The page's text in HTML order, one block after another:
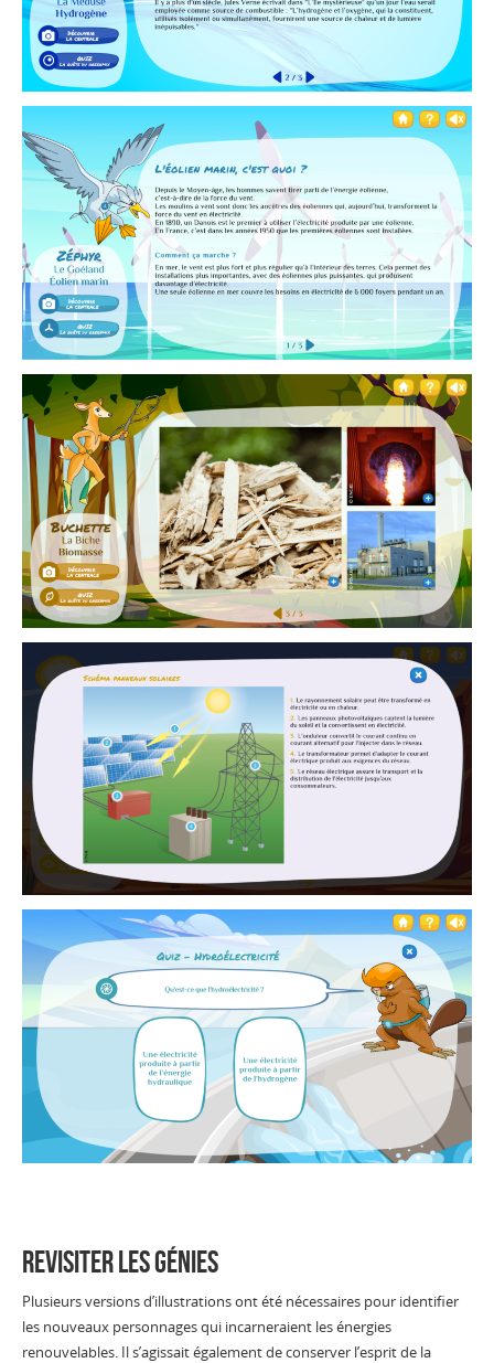
Revisiter les Génies
Plusieurs versions d’illustrations ont été nécessaires pour identifier
les nouveaux personnages qui incarneraient les énergies
renouvelables. Il s’agissait également de conserver l’esprit de la